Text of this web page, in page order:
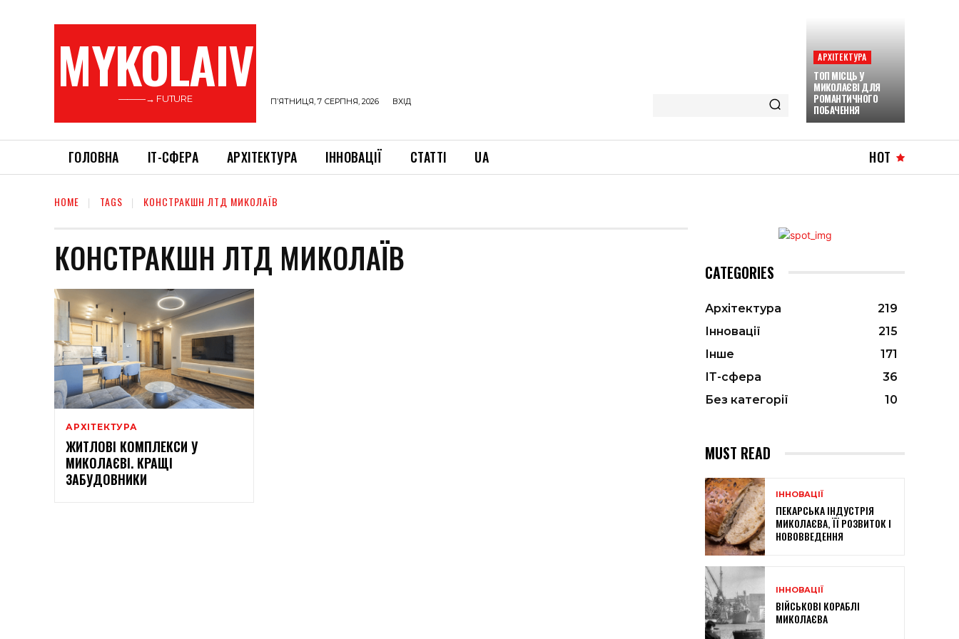
MYKOLAIV
———→ FUTURE П’ЯТНИЦЯ, 7 СЕРПНЯ, 2026 ВХІД
АРХІТЕКТУРА
ТОП МІСЦЬ У
МИКОЛАЄВІ ДЛЯ
РОМАНТИЧНОГО
ПОБАЧЕННЯ
ГОЛОВНА ІТ-СФЕРА АРХІТЕКТУРА ІННОВАЦІЇ СТАТТІ UA HOT
HOME TAGS КОНСТРАКШН ЛТД МИКОЛАЇВ
КОНСТРАКШН ЛТД МИКОЛАЇВ
АРХІТЕКТУРА
ЖИТЛОВІ КОМПЛЕКСИ У
МИКОЛАЄВІ. КРАЩІ
ЗАБУДОВНИКИ
CATEGORIES
Архітектура
219
Інновації
215
Інше
171
ІТ-сфера
36
Без категорії
10
MUST READ
ІННОВАЦІЇ
ПЕКАРСЬКА ІНДУСТРІЯ
МИКОЛАЄВА, ЇЇ РОЗВИТОК І
НОВОВВЕДЕННЯ
ІННОВАЦІЇ
ВІЙСЬКОВІ КОРАБЛІ
МИКОЛАЄВА